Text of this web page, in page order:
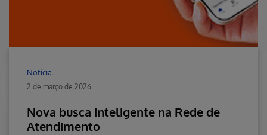
Notícia
2 de março de 2026
Nova busca inteligente na Rede de
Atendimento